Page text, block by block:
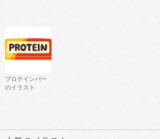
プロテインバー
のイラスト